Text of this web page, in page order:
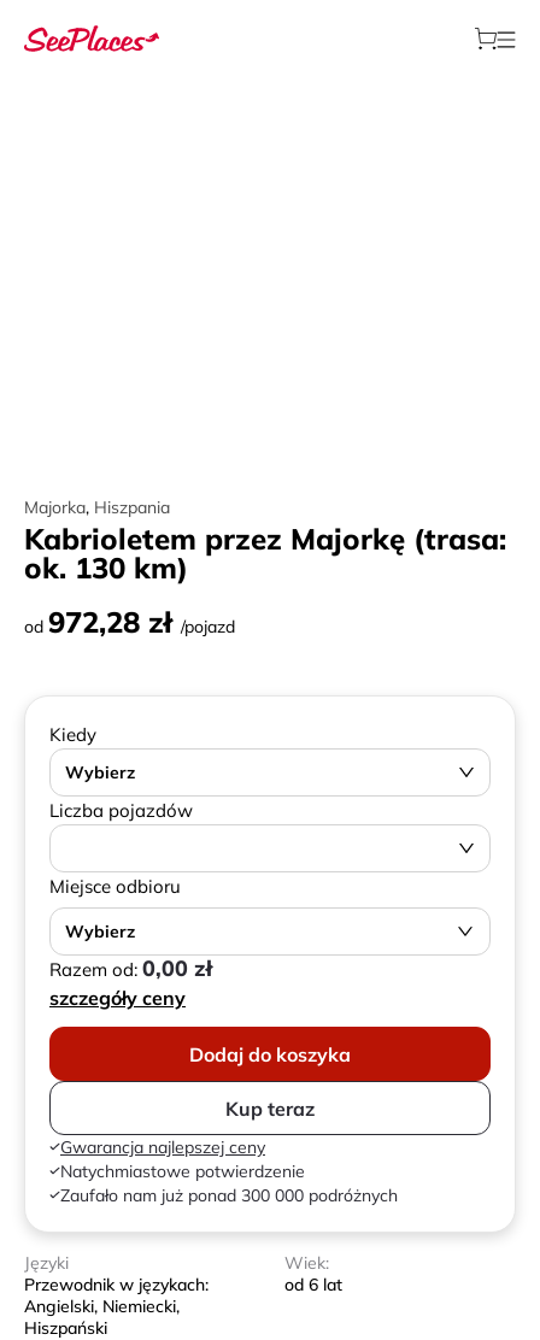
Majorka, Hiszpania
Kabrioletem przez Majorkę (trasa:
ok. 130 km)
od 972,28 zł /pojazd
Kiedy
Wybierz
Liczba pojazdów
Miejsce odbioru
Wybierz
Razem od: 0,00 zł
szczegóły ceny
Dodaj do koszyka
Kup teraz
Gwarancja najlepszej ceny
Natychmiastowe potwierdzenie
Zaufało nam już ponad 300 000 podróżnych
Języki
Przewodnik w językach:
Angielski, Niemiecki,
Hiszpański
Wiek:
od 6 lat